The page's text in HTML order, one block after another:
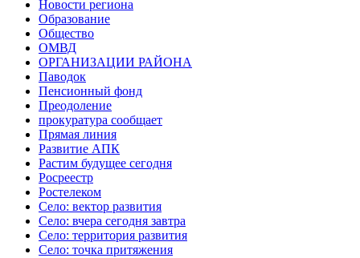
Новости региона
Образование
Общество
ОМВД
ОРГАНИЗАЦИИ РАЙОНА
Паводок
Пенсионный фонд
Преодоление
прокуратура сообщает
Прямая линия
Развитие АПК
Растим будущее сегодня
Росреестр
Ростелеком
Село: вектор развития
Село: вчера сегодня завтра
Село: территория развития
Село: точка притяжения